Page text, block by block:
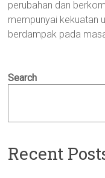
perubahan dan
mempunyai kekuatan
berdampak pada
Search
Recent